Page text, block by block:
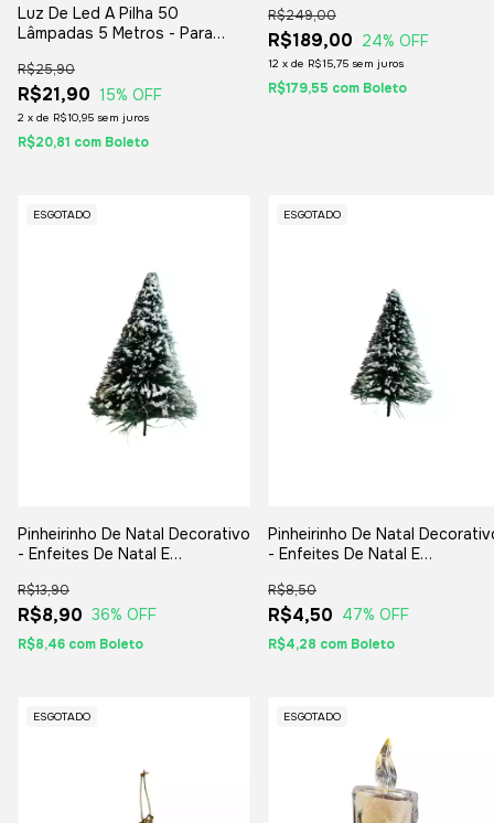
Luz De Led A Pilha 50
Lâmpadas 5 Metros - Para
R$21,90
R$25,90
15% OFF
2 x de R$10,95 sem juros
R$20,81 com Boleto
R$189,00
R$249,00
24% OFF
12 x de R$15,75 sem juros
R$179,55 com Boleto
ESGOTADO
Pinheirinho De Natal Decorativo
- Enfeites De Natal E
R$8,90
R$13,90
36% OFF
R$8,46 com Boleto
ESGOTADO
Pinheirinho De Natal
- Enfeites De Natal E
R$4,50
R$8,50
47% OFF
R$4,28 com Boleto
ESGOTADO ESGOTADO